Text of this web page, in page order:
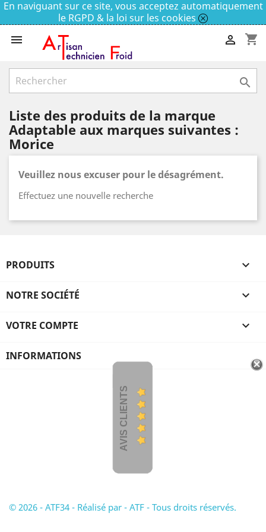
En naviguant sur ce site, vous acceptez automatiquement
le RGPD & la loi sur les cookies
 shopping_cart


Liste des produits de la marque
Adaptable aux marques suivantes :
Morice
Veuillez nous excuser pour le désagrément.
Effectuez une nouvelle recherche
PRODUITS 
NOTRE SOCIÉTÉ 
VOTRE COMPTE 
INFORMATIONS
AVIS CLIENTS
© 2026 - ATF34 - Réalisé par - ATF - Tous droits réservés.